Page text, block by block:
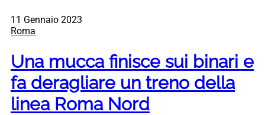
11 Gennaio 2023
Roma
Una mucca finisce sui binari e
fa deragliare un treno della
linea Roma Nord